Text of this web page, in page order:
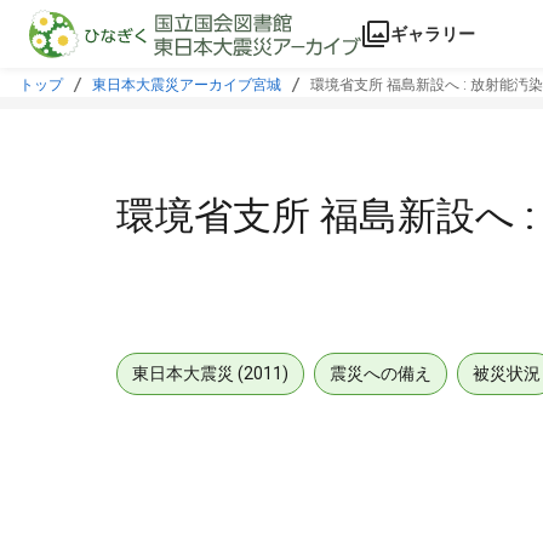
本文に飛ぶ
ギャラリー
トップ 東日本大震災アーカイブ宮城 環境省支所 福島新設へ : 放射能汚
環境省支所 福島新設へ
東日本大震災 (2011) 震災への備え 被災状況